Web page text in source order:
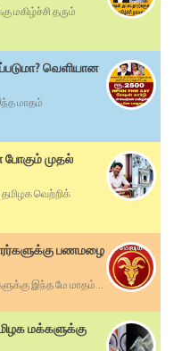
மகிழ்ச்சி தரும்
வெளியான
மாதம்
முதல்
தமிழக வெற்றிக்
பணமழை
இந்த மே மாதம்...
மக்களுக்கு